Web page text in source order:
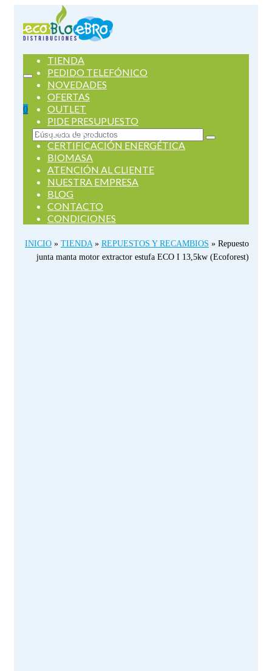
0
Buscar
por:
TIENDA
PEDIDO TELEFÓNICO
NOVEDADES
OFERTAS
OUTLET
PIDE PRESUPUESTO
SERVICIOS
CERTIFICACIÓN ENERGÉTICA
BIOMASA
ATENCIÓN AL CLIENTE
NUESTRA EMPRESA
BLOG
CONTACTO
CONDICIONES
INICIO » TIENDA » REPUESTOS Y RECAMBIOS » Repuesto
junta manta motor extractor estufa ECO I 13,5kw (Ecoforest)